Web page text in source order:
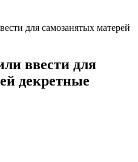
для самозанятых матерей
ввести для
декретные